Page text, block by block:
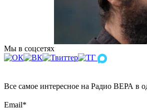
Мы в соцсетях
Все самое интересное на Радио ВЕРА в
Email*